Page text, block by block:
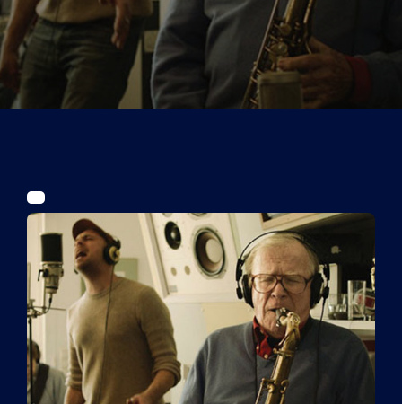
Tickets
Kurier Romy 2026